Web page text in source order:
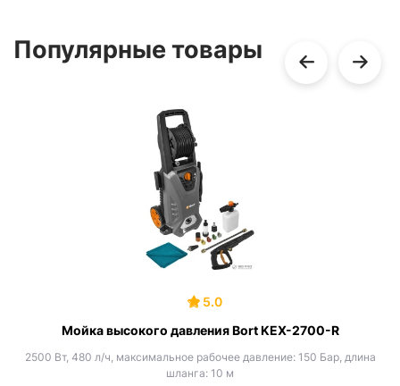
Популярные товары
5.0
Мойка высокого давления Bort KEX-2700-R
2500 Вт, 480 л/ч, максимальное рабочее давление: 150 Бар, длина
шланга: 10 м